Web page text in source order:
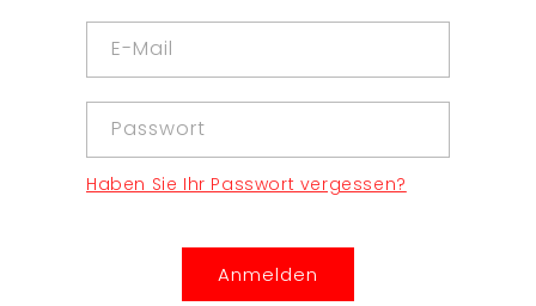
E-Mail
Passwort
Haben Sie Ihr Passwort vergessen?
Anmelden